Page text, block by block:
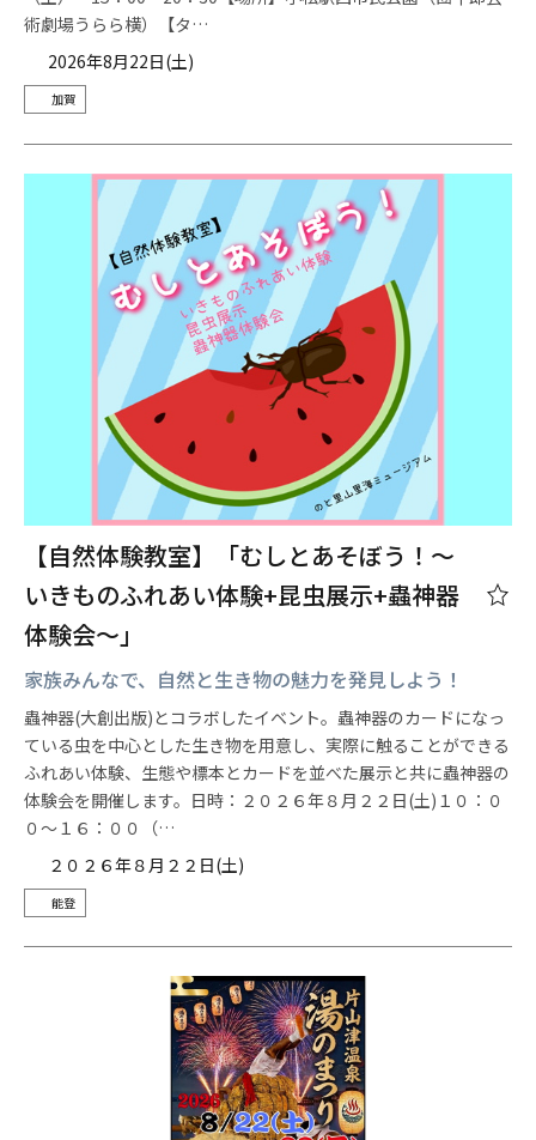
術劇場うらら横）【タ…
2026年8月22日(土)
加賀
【自然体験教室】「むしとあそぼう！～
いきものふれあい体験+昆虫展示+蟲神器
体験会～」
家族みんなで、自然と生き物の魅力を発見しよう！
蟲神器(大創出版)とコラボしたイベント。蟲神器のカードになっ
ている虫を中心とした生き物を用意し、実際に触ることができる
ふれあい体験、生態や標本とカードを並べた展示と共に蟲神器の
体験会を開催します。日時：２０２６年８月２２日(土)１０：０
０～１６：００（…
２０２６年８月２２日(土)
能登